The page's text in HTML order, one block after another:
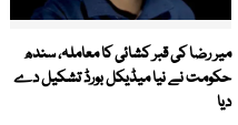
میر رضا کی قبر کشائی کا معاملہ، سندھ
حکومت نے نیا میڈیکل بورڈ تشکیل دے
دیا